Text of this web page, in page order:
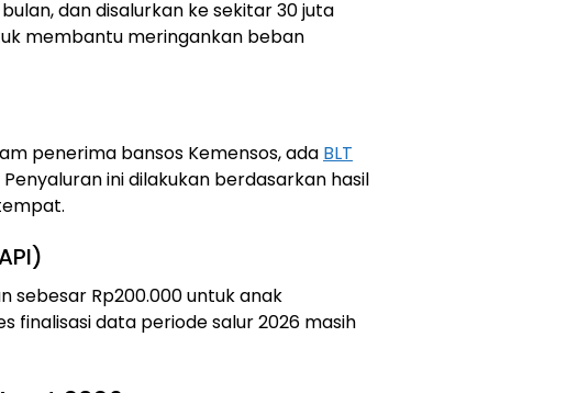
dan disalurkan ke sekitar 30 juta
membantu meringankan beban
penerima bansos Kemensos, ada BLT
ini dilakukan berdasarkan hasil
sebesar Rp200.000 untuk anak
finalisasi data periode salur 2026 masih